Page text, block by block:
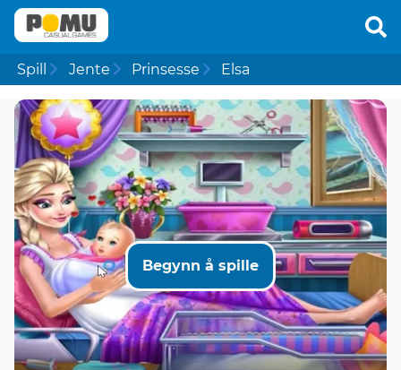
Spill Jente Prinsesse Elsa
Begynn å spille